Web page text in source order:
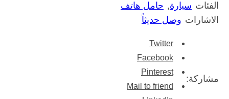
الفئات سيارة, حامل هاتف
الاشارات وصل حديثاً
مشاركة:
Twitter
Facebook
Pinterest
Mail to friend